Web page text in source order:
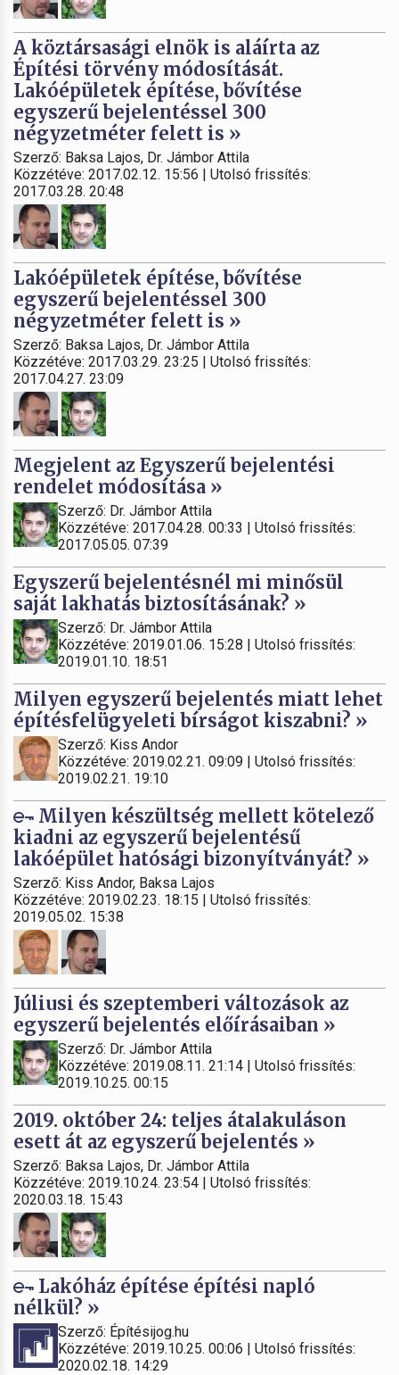
A köztársasági elnök is aláírta az
Építési törvény módosítását.
Lakóépületek építése, bővítése
egyszerű bejelentéssel 300
négyzetméter felett is »
Szerző: Baksa Lajos, Dr. Jámbor Attila
Közzétéve: 2017.02.12. 15:56 | Utolsó frissítés:
2017.03.28. 20:48
Lakóépületek építése, bővítése
egyszerű bejelentéssel 300
négyzetméter felett is »
Szerző: Baksa Lajos, Dr. Jámbor Attila
Közzétéve: 2017.03.29. 23:25 | Utolsó frissítés:
2017.04.27. 23:09
Megjelent az Egyszerű bejelentési
rendelet módosítása »
Szerző: Dr. Jámbor Attila
Közzétéve: 2017.04.28. 00:33 | Utolsó frissítés:
2017.05.05. 07:39
Egyszerű bejelentésnél mi minősül
saját lakhatás biztosításának? »
Szerző: Dr. Jámbor Attila
Közzétéve: 2019.01.06. 15:28 | Utolsó frissítés:
2019.01.10. 18:51
Milyen egyszerű bejelentés miatt lehet
építésfelügyeleti bírságot kiszabni? »
Szerző: Kiss Andor
Közzétéve: 2019.02.21. 09:09 | Utolsó frissítés:
2019.02.21. 19:10
Milyen készültség mellett kötelező
kiadni az egyszerű bejelentésű
lakóépület hatósági bizonyítványát? »
Szerző: Kiss Andor, Baksa Lajos
Közzétéve: 2019.02.23. 18:15 | Utolsó frissítés:
2019.05.02. 15:38
Júliusi és szeptemberi változások az
egyszerű bejelentés előírásaiban »
Szerző: Dr. Jámbor Attila
Közzétéve: 2019.08.11. 21:14 | Utolsó frissítés:
2019.10.25. 00:15
2019. október 24: teljes átalakuláson
esett át az egyszerű bejelentés »
Szerző: Baksa Lajos, Dr. Jámbor Attila
Közzétéve: 2019.10.24. 23:54 | Utolsó frissítés:
2020.03.18. 15:43
Lakóház építése építési napló
nélkül? »
Szerző: Építésijog.hu
Közzétéve: 2019.10.25. 00:06 | Utolsó frissítés:
2020.02.18. 14:29